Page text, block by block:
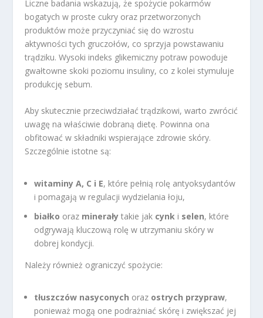
Liczne badania wskazują, że spożycie pokarmów
bogatych w proste cukry oraz przetworzonych
produktów może przyczyniać się do wzrostu
aktywności tych gruczołów, co sprzyja powstawaniu
trądziku. Wysoki indeks glikemiczny potraw powoduje
gwałtowne skoki poziomu insuliny, co z kolei stymuluje
produkcję sebum.
Aby skutecznie przeciwdziałać trądzikowi, warto zwrócić
uwagę na właściwie dobraną dietę. Powinna ona
obfitować w składniki wspierające zdrowie skóry.
Szczególnie istotne są:
witaminy A, C i E, które pełnią rolę antyoksydantów
i pomagają w regulacji wydzielania łoju,
białko oraz minerały takie jak cynk i selen, które
odgrywają kluczową rolę w utrzymaniu skóry w
dobrej kondycji.
Należy również ograniczyć spożycie:
tłuszczów nasyconych oraz ostrych przypraw,
ponieważ mogą one podrażniać skórę i zwiększać jej